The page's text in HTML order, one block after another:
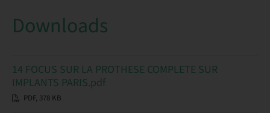
Downloads
14 FOCUS SUR LA PROTHESE COMPLETE SUR
IMPLANTS PARIS.pdf
PDF, 378 KB